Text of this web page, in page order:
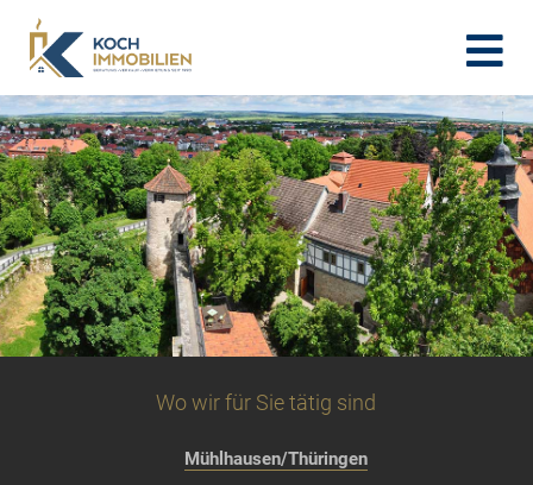
Wo wir für Sie tätig sind
Mühlhausen/Thüringen